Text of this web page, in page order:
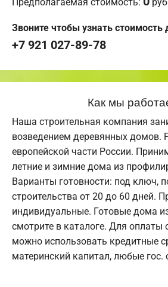
Звоните чтобы узнать стоимость
+7 921 027-89-78
Как мы
Наша строительная компания
возведением деревянных домов.
европейской части России.
летние и зимние дома из
Варианты готовности: под ключ,
строительства от 20 до 60 дней.
индивидуальные. Готовые дома
смотрите в каталоге. Для оплаты
можно использовать кредитные
материнский капитал, любые гос.